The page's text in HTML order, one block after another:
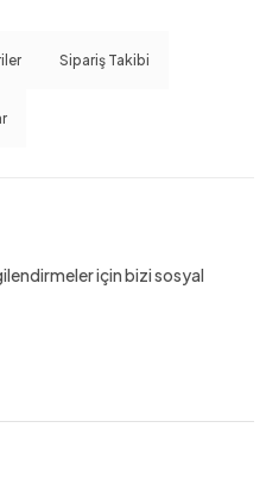
Sipariş Takibi
için bizi sosyal